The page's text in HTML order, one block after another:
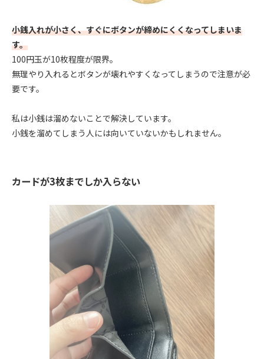
小銭入れが小さく、すぐにボタンが締めにくくなってしまいま
す。
100円玉が10枚程度が限界。
無理やり入れるとボタンが壊れやすくなってしまうので注意が必
要です。
私は小銭は溜めないことで解決しています。
小銭を溜めてしまう人には向いていないかもしれません。
カードが3枚までしか入らない